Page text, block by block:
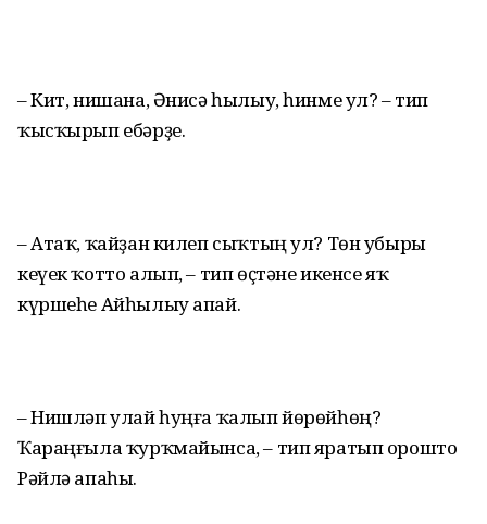
– Кит, нишана, Әнисә һылыу, һинме ул? – тип
ҡысҡырып ебәрҙе.
– Атаҡ, ҡайҙан килеп сыҡтың ул? Төн убыры
кеүек ҡотто алып, – тип өҫтәне икенсе яҡ
күршеһе Айһылыу апай.
– Нишләп улай һуңға ҡалып йөрөйһөң?
Ҡараңғыла ҡурҡмайынса, – тип яратып орошто
Рәйлә апаһы.